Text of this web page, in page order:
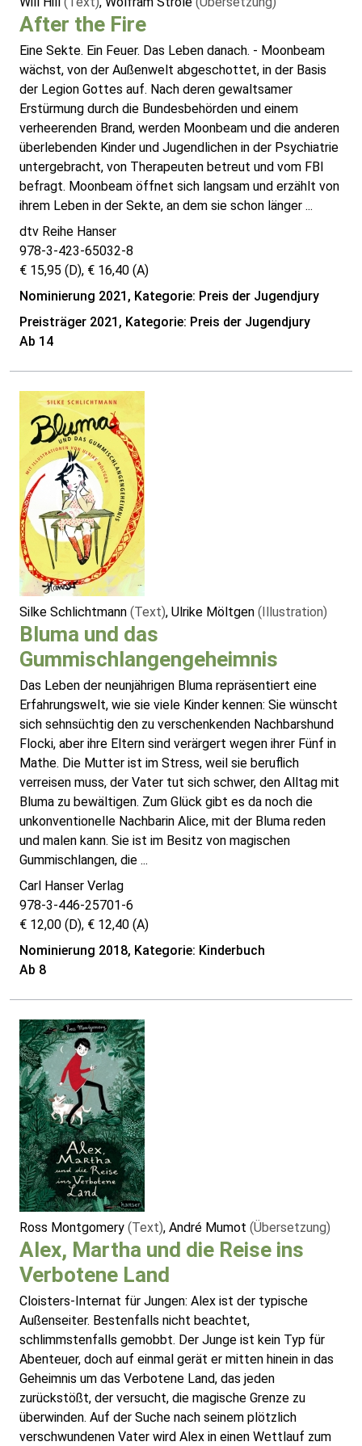
After the Fire
Eine Sekte. Ein Feuer. Das Leben danach. - Moonbeam
wächst, von der Außenwelt abgeschottet, in der Basis
der Legion Gottes auf. Nach deren gewaltsamer
Erstürmung durch die Bundesbehörden und einem
verheerenden Brand, werden Moonbeam und die anderen
überlebenden Kinder und Jugendlichen in der Psychiatrie
untergebracht, von Therapeuten betreut und vom FBI
befragt. Moonbeam öffnet sich langsam und erzählt von
ihrem Leben in der Sekte, an dem sie schon länger ...
dtv Reihe Hanser
978-3-423-65032-8
€ 15,95 (D), € 16,40 (A)
Nominierung 2021, Kategorie: Preis der Jugendjury
Preisträger 2021, Kategorie: Preis der Jugendjury
Ab 14
Silke Schlichtmann (Text), Ulrike Möltgen (Illustration)
Bluma und das
Gummischlangengeheimnis
Das Leben der neunjährigen Bluma repräsentiert eine
Erfahrungswelt, wie sie viele Kinder kennen: Sie wünscht
sich sehnsüchtig den zu verschenkenden Nachbarshund
Flocki, aber ihre Eltern sind verärgert wegen ihrer Fünf in
Mathe. Die Mutter ist im Stress, weil sie beruflich
verreisen muss, der Vater tut sich schwer, den Alltag mit
Bluma zu bewältigen. Zum Glück gibt es da noch die
unkonventionelle Nachbarin Alice, mit der Bluma reden
und malen kann. Sie ist im Besitz von magischen
Gummischlangen, die ...
Carl Hanser Verlag
978-3-446-25701-6
€ 12,00 (D), € 12,40 (A)
Nominierung 2018, Kategorie: Kinderbuch
Ab 8
Ross Montgomery (Text), André Mumot (Übersetzung)
Alex, Martha und die Reise ins
Verbotene Land
Cloisters-Internat für Jungen: Alex ist der typische
Außenseiter. Bestenfalls nicht beachtet,
schlimmstenfalls gemobbt. Der Junge ist kein Typ für
Abenteuer, doch auf einmal gerät er mitten hinein in das
Geheimnis um das Verbotene Land, das jeden
zurückstößt, der versucht, die magische Grenze zu
überwinden. Auf der Suche nach seinem plötzlich
verschwundenen Vater wird Alex in einen Wettlauf zum